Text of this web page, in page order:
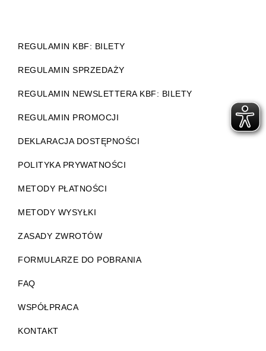
REGULAMIN KBF: BILETY
REGULAMIN SPRZEDAŻY
REGULAMIN NEWSLETTERA KBF: BILETY
REGULAMIN PROMOCJI
DEKLARACJA DOSTĘPNOŚCI
POLITYKA PRYWATNOŚCI
METODY PŁATNOŚCI
METODY WYSYŁKI
ZASADY ZWROTÓW
FORMULARZE DO POBRANIA
FAQ
WSPÓŁPRACA
KONTAKT